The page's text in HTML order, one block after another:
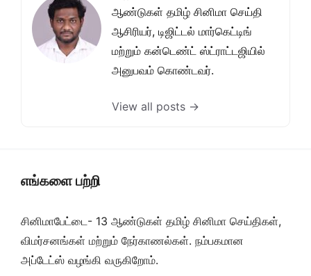
ஆண்டுகள் தமிழ் சினிமா செய்தி
ஆசிரியர், டிஜிட்டல் மார்கெட்டிங்
மற்றும் கன்டெண்ட் ஸ்ட்ராட்டஜியில்
அனுபவம் கொண்டவர்.
View all posts →
எங்களை பற்றி
சினிமாபேட்டை- 13 ஆண்டுகள் தமிழ் சினிமா செய்திகள்,
விமர்சனங்கள் மற்றும் நேர்காணல்கள். நம்பகமான
அப்டேட்ஸ் வழங்கி வருகிறோம்.